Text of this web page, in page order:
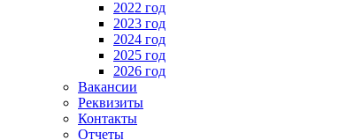
2022 год
2023 год
2024 год
2025 год
2026 год
Вакансии
Реквизиты
Контакты
Отчеты